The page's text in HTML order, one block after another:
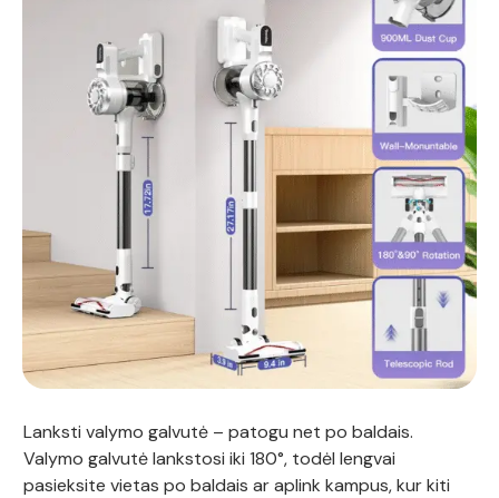
Lanksti valymo galvutė – patogu net po baldais.
Valymo galvutė lankstosi iki 180°, todėl lengvai
pasieksite vietas po baldais ar aplink kampus, kur kiti